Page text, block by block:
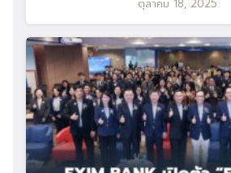
ตุลาคม 18, 2025